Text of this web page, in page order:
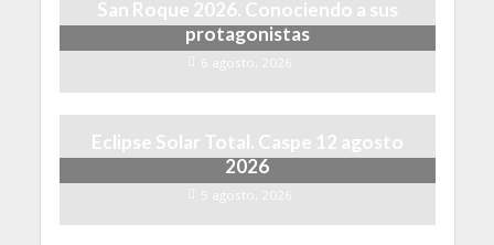
San Roque 2026. Conociendo a sus
protagonistas
6 agosto, 2026
Eclipse Solar Total. Caspe 12 agosto
2026
5 agosto, 2026